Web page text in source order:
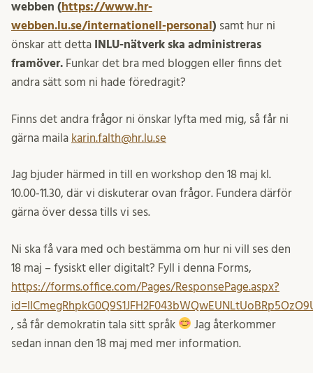
webben (https://www.hr-
webben.lu.se/internationell-personal ) samt hur ni
önskar att detta
INLU-nätverk ska administreras
framöver. Funkar det bra med bloggen eller finns det
andra sätt som ni hade föredragit?
Finns det andra frågor ni önskar lyfta med mig, så får ni
gärna maila karin.falth@hr.lu.se
Jag bjuder härmed in till en workshop den 18 maj kl.
10.00-11.30, där vi diskuterar ovan frågor. Fundera därför
gärna över dessa tills vi ses.
Ni ska få vara med och bestämma om hur ni vill ses den
18 maj – fysiskt eller digitalt? Fyll i denna Forms,
https://forms.office.com/Pages/ResponsePage.aspx?
, så får demokratin tala sitt språk
Jag återkommer
sedan innan den 18 maj med mer information.